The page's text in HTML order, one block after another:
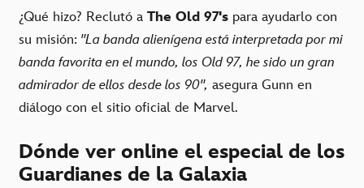
¿Qué hizo? Reclutó a The Old 97's para ayudarlo con
su misión: "La banda alienígena está interpretada por mi
banda favorita en el mundo, los Old 97, he sido un gran
admirador de ellos desde los 90", asegura Gunn en
diálogo con el sitio oficial de Marvel.
Dónde ver online el especial de los
Guardianes de la Galaxia